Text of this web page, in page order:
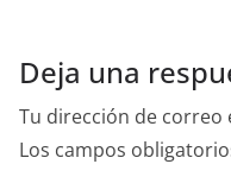
Deja una
Tu dirección de correo
Los campos